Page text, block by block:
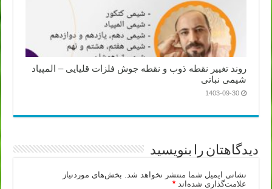
روند تغییر نقطه ذوب و نقطه جوش فلزات قلیایی – المپیاد
شیمی نباتی
1403-09-30
دیدگاهتان را بنویسید
نشانی ایمیل شما منتشر نخواهد شد.
بخش‌های موردنیاز
علامت‌گذاری شده‌اند*